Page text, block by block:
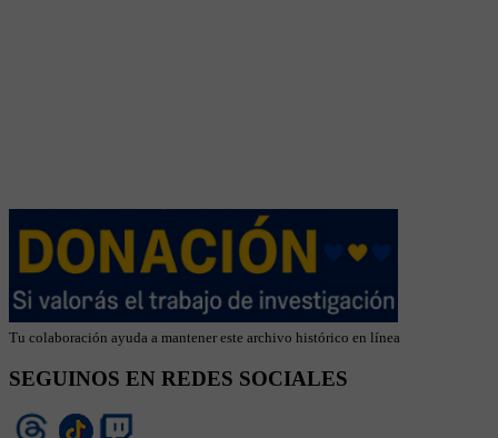
Tu colaboración ayuda a mantener este archivo histórico en línea
SEGUINOS EN REDES SOCIALES